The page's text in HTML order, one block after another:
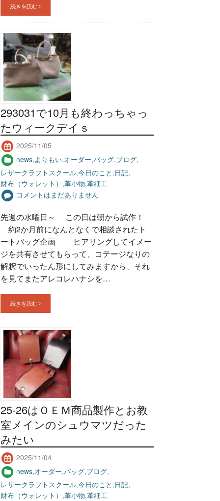
続きを読む
293031で10月も終わっちゃっ
たウィークデイｓ
2025/11/05
news,よりもい,オーダー,バッグ,ブログ,
レザークラフトスクール,今日のこと ,日記,
財布（ウォレット） ,革小物,革細工
コメントはまだありません
先週の水曜日～ この日は朝から試作！
約2か月前になんとなくで相談されたト
ートバッグ企画 ヒアリングしてイメー
ジを共有させてもらって、コテージなりの
解釈でいったん形にしてみますから、それ
を見てまたアレコレハナシを…
続きを読む
25-26はＯＥＭ商品製作とお教
室メインのシュウマツだった
みたい
2025/11/04
news,オーダー,バッグ,ブログ,
レザークラフトスクール,今日のこと ,日記,
財布（ウォレット） ,革小物,革細工